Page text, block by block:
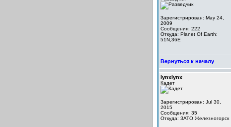
Зарегистрирован: May 24,
2009
Сообщения: 222
Откуда: Planet Of Earth:
51N,36E
Вернуться к началу
lynxlynx
Кадет
Зарегистрирован: Jul 30,
2015
Сообщения: 35
Откуда: ЗАТО Железногорск